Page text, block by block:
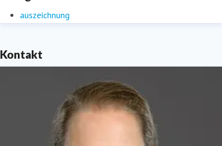
auszeichnung
Kontakt